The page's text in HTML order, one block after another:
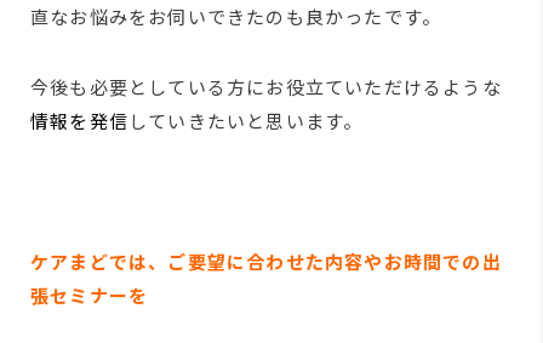
直なお悩みを お伺いできたのも 良かったです。
今後も必要としている方にお役立ていただけるような
情報を発信していきたいと思います。
ケアまどでは、ご要望に合わせた内容やお時間での出
張セミナーを